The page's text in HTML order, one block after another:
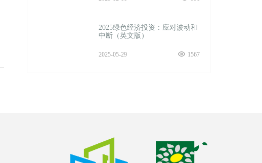
2025绿色经济投资：应对波动和
中断（英文版）
2025-05-29 1567